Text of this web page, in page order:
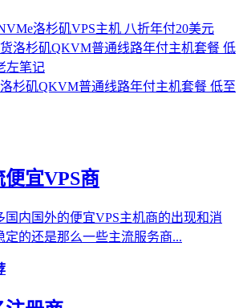
洛杉矶VPS主机 八折年付20美元
洛杉矶QKVM普通线路年付主机套餐 低至
便宜VPS商
内国外的便宜VPS主机商的出现和消
定的还是那么一些主流服务商...